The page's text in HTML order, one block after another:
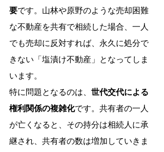
要です。山林や原野のような売却困難
な不動産を共有で相続した場合、一人
でも売却に反対すれば、永久に処分で
きない「塩漬け不動産」となってしま
います。
特に問題となるのは、 世代交代による
権利関係の複雑化です。共有者の一人
が亡くなると、その持分は相続人に承
継され、共有者の数は増加していきま